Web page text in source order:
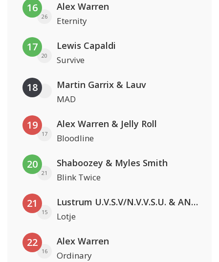
16
26
Alex Warren
Eternity
17
20
Lewis Capaldi
Survive
18 Martin Garrix & Lauv
MAD
19
17
Alex Warren & Jelly Roll
Bloodline
20
21
Shaboozey & Myles Smith
Blink Twice
21
15
Lustrum U.V.S.V/N.V.V.S.U. & ANNO ONS & Jopke van Dobbenburgh & Roeland Beelen
Lotje
22
16
Alex Warren
Ordinary